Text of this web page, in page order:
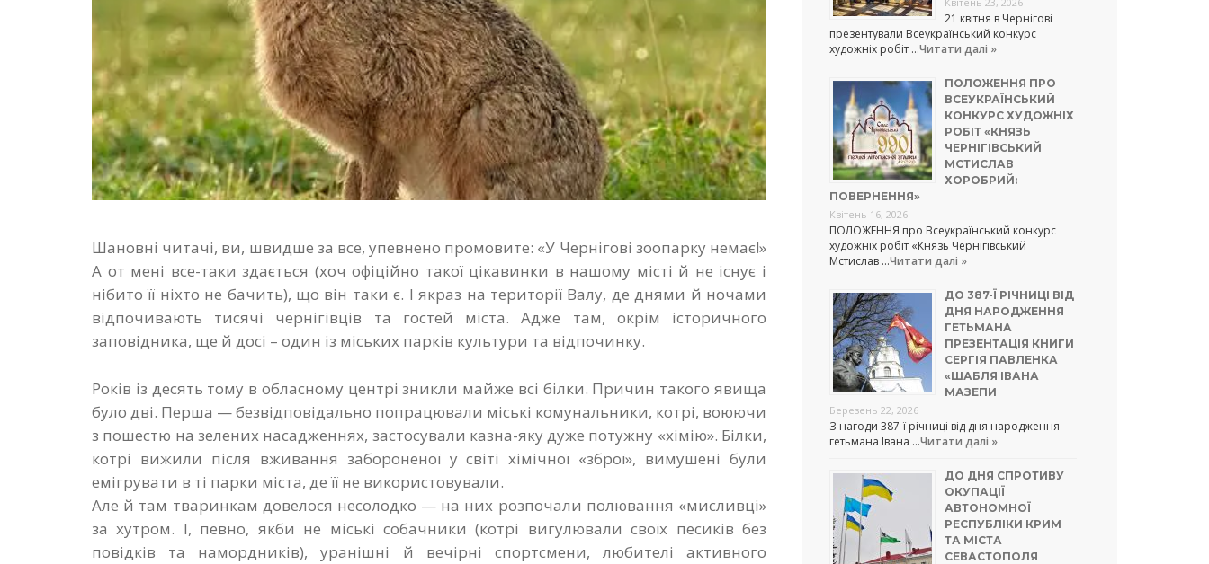
Шановні читачі, ви, швидше за все, упевнено промовите: «У Чернігові зоопарку немає!»
А от мені все-таки здається (хоч офіційно такої цікавинки в нашому місті й не існує і
нібито її ніхто не бачить), що він таки є. І якраз на території Валу, де днями й ночами
відпочивають тисячі чернігівців та гостей міста. Адже там, окрім історичного
заповідника, ще й досі – один із міських парків культури та відпочинку.
Років із десять тому в обласному центрі зникли майже всі білки. Причин такого явища
було дві. Перша — безвідповідально попрацювали міські комунальники, котрі, воюючи
з пошестю на зелених насадженнях, застосували ка­зна-яку дуже потужну «хімію». Білки,
котрі вижили після вживання забороненої у світі хімічної «зброї», вимушені були
емігрувати в ті парки міста, де її не використовували.
Але й там тваринкам довелося несолодко — на них розпочали полювання «мисливці»
за хутром. І, певно, якби не міські собачники (котрі вигулювали своїх песиків без
повідків та намордників), уранішні й вечірні спортсмени, любителі активного
21 квітня в Чернігові
презентували Всеукраїнський конкурс
художніх робіт …Читати далі »
ПОЛОЖЕННЯ ПРО
ВСЕУКРАЇНСЬКИЙ
КОНКУРС ХУДОЖНІХ
РОБІТ «КНЯЗЬ
ЧЕРНІГІВСЬКИЙ
МСТИСЛАВ
ХОРОБРИЙ:
ПОВЕРНЕННЯ»
Квітень 16, 2026
ПОЛОЖЕННЯ про Всеукраїнський конкурс
художніх робіт «Князь Чернігівський
Мстислав …Читати далі »
ДО 387-Ї РІЧНИЦІ ВІД
ДНЯ НАРОДЖЕННЯ
ГЕТЬМАНА
ПРЕЗЕНТАЦІЯ КНИГИ
СЕРГІЯ ПАВЛЕНКА
«ШАБЛЯ ІВАНА
МАЗЕПИ
Березень 22, 2026
З нагоди 387-ї річниці від дня народження
гетьмана Івана …Читати далі »
ДО ДНЯ СПРОТИВУ
ОКУПАЦІЇ
АВТОНОМНОЇ
РЕСПУБЛІКИ КРИМ
ТА МІСТА
СЕВАСТОПОЛЯ